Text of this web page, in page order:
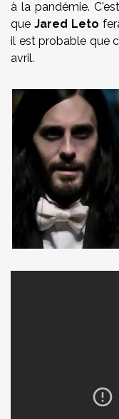
à la pandémie.
que Jared Leto
il est probable que
avril.